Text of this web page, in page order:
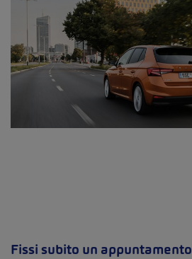
Fissi subito un appuntamento